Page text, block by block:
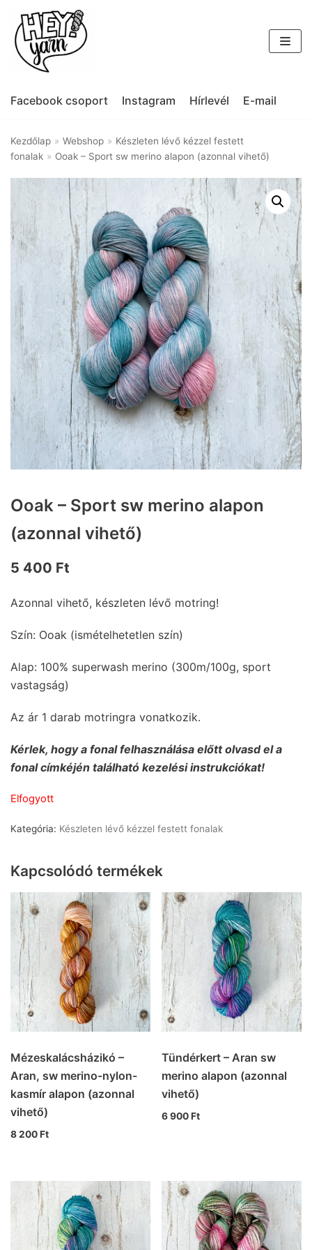
Skip
to
content
Facebook csoport Instagram Hírlevél E-mail
Kezdőlap » Webshop » Készleten lévő kézzel festett
fonalak » Ooak – Sport sw merino alapon (azonnal vihető)
Ooak – Sport sw merino alapon
(azonnal vihető)
5 400 Ft
Azonnal vihető, készleten lévő motring!
Szín: Ooak (ismételhetetlen szín)
Alap: 100% superwash merino (300m/100g, sport
vastagság)
Az ár 1 darab motringra vonatkozik.
Kérlek, hogy a fonal felhasználása előtt olvasd el a
fonal címkéjén található kezelési instrukciókat!
Elfogyott
Kategória: Készleten lévő kézzel festett fonalak
Kapcsolódó termékek
Mézeskalácsházikó –
Aran, sw merino-nylon-
kasmír alapon (azonnal
vihető)
8 200Ft
Tündérkert – Aran sw
merino alapon (azonnal
vihető)
6 900Ft